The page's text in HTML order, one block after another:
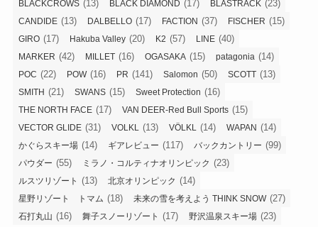
BLACKCROWS (13) BLACK DIAMOND (17) BLASTRACK (23)
CANDIDE (13) DALBELLO (17) FACTION (37) FISCHER (15)
GIRO (17) Hakuba Valley (20) K2 (57) LINE (40)
MARKER (42) MILLET (16) OGASAKA (15) patagonia (14)
POC (22) POW(16) PR (141) Salomon (50) SCOTT (13)
SMITH (21) SWANS (15) Sweet Protection (16)
THE NORTH FACE (17) VAN DEER-Red Bull Sports (15)
VECTOR GLIDE (31) VOLKL (13) VÖLKL (14) WAPAN (14)
かぐらスキー場 (14) ギアレビュー (117) バックカントリー (99)
パウダー (55) ミラノ・コルティナオリンピック (23)
ルスツリゾート (13) 北京オリンピック (14)
星野リゾート トマム (18) 未来の雪を考えよう THINK SNOW(27)
石打丸山 (16) 舞子スノーリゾート (17) 野沢温泉スキー場 (23)